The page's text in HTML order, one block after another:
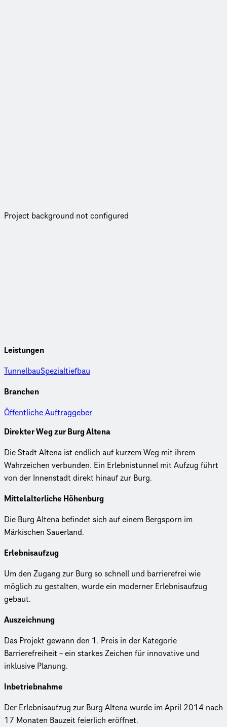
Project background not configured
Leistungen
TunnelbauSpezialtiefbau
Branchen
Öffentliche Auftraggeber
Direkter Weg zur Burg Altena
Die Stadt Altena ist endlich auf kurzem Weg mit ihrem
Wahrzeichen verbunden. Ein Erlebnistunnel mit Aufzug führt
von der Innenstadt direkt hinauf zur Burg.
Mittelalterliche Höhenburg
Die Burg Altena befindet sich auf einem Bergsporn im
Märkischen Sauerland.
Erlebnisaufzug
Um den Zugang zur Burg so schnell und barrierefrei wie
möglich zu gestalten, wurde ein moderner Erlebnisaufzug
gebaut.
Auszeichnung
Das Projekt gewann den 1. Preis in der Kategorie
Barrierefreiheit – ein starkes Zeichen für innovative und
inklusive Planung.
Inbetriebnahme
Der Erlebnisaufzug zur Burg Altena wurde im April 2014 nach
17 Monaten Bauzeit feierlich eröffnet.